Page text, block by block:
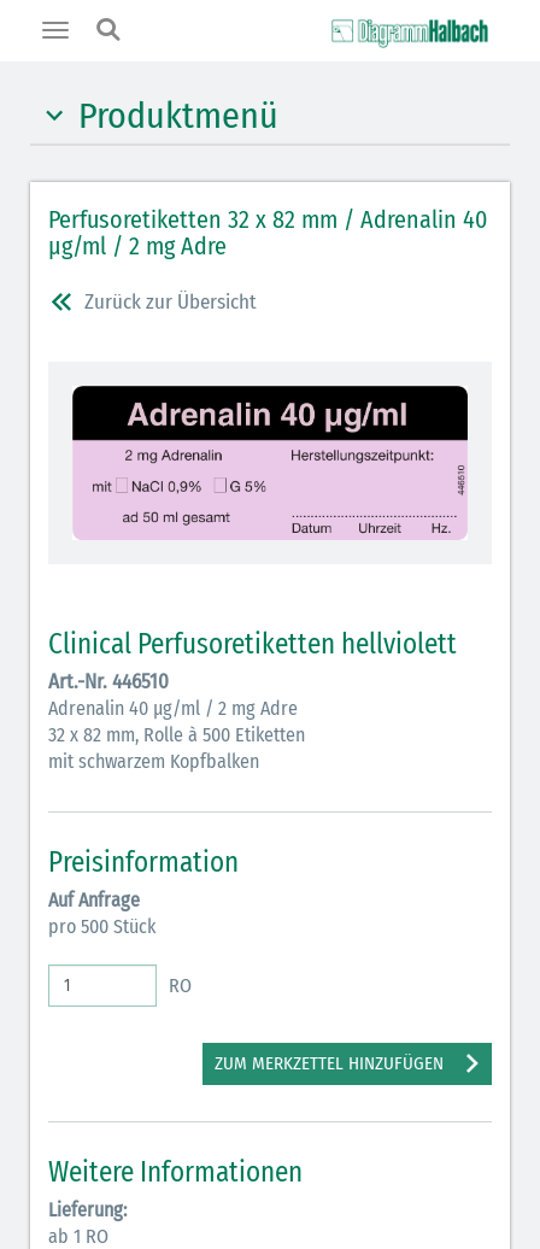
Toggle
Produktmenü
Benzodiazepine (orange)
Muskelrelaxantien (weiß-rot): DIVI 2012
Muskelrelaxans Antagonisten (rot schraffiert): DIVI
Opiate/Opioide (hellblau)
Lokalanästhetika (grau)
Vasopressoren (hellviolett)
Antihypertonika/Vasodilatantien (hellviolett
Verschiedene Medikamente (weiß)
Antikoagulantien (hellgrau/weiß mit schwarzem
Rahmen)
Bronchodilatatoren (blau-braun)
Antikonvulsiva (grau-lila)
Inodilatatoren (rot-grün)
Antiarrhythmika (rot-blau)
Elektrolyte Kalium (grün-blau)
Elektrolyte NaCl (grün)
Perfusoretiketten 32 x 82 mm / Adrenalin 40
µg/ml / 2 mg Adre
Zurück zur Übersicht
Clinical Perfusoretiketten hellviolett
Art.-Nr. 446510
Adrenalin 40 µg/ml / 2 mg Adre
32 x 82 mm, Rolle à 500 Etiketten
mit schwarzem Kopfbalken
Preisinformation
Auf Anfrage
pro 500 Stück
RO
ZUM MERKZETTEL HINZUFÜGEN
Weitere Informationen
Lieferung:
ab 1 RO